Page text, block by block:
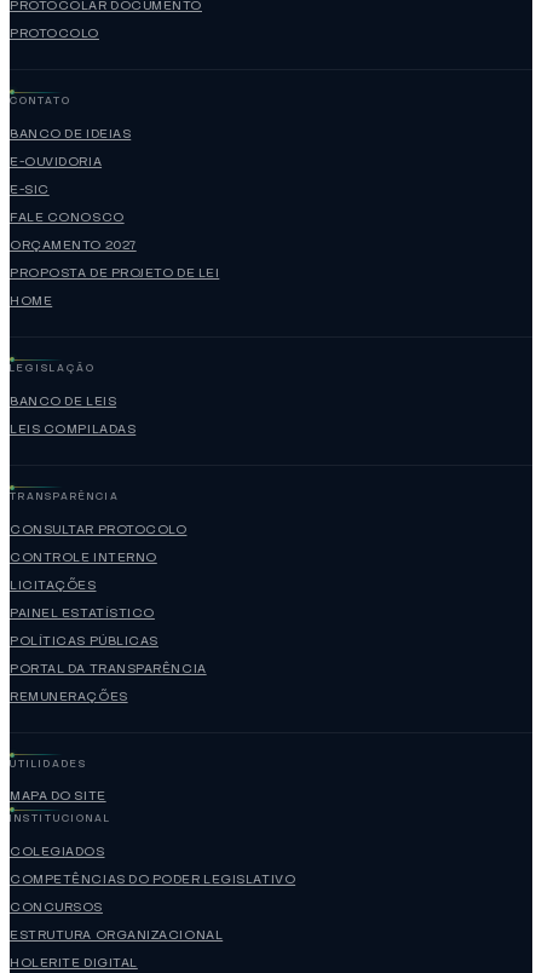
PROTOCOLAR DOCUMENTO
PROTOCOLO
CONTATO
BANCO DE IDEIAS
E-OUVIDORIA
E-SIC
FALE CONOSCO
ORÇAMENTO 2027
PROPOSTA DE PROJETO DE LEI
HOME
LEGISLAÇÃO
BANCO DE LEIS
LEIS COMPILADAS
TRANSPARÊNCIA
CONSULTAR PROTOCOLO
CONTROLE INTERNO
LICITAÇÕES
PAINEL ESTATÍSTICO
POLÍTICAS PÚBLICAS
PORTAL DA TRANSPARÊNCIA
REMUNERAÇÕES
UTILIDADES
MAPA DO SITE
INSTITUCIONAL
COLEGIADOS
COMPETÊNCIAS DO PODER LEGISLATIVO
CONCURSOS
ESTRUTURA ORGANIZACIONAL
HOLERITE DIGITAL